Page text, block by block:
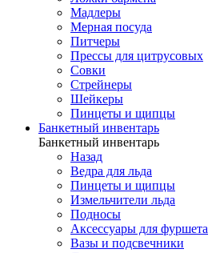
Мадлеры
Мерная посуда
Питчеры
Прессы для цитрусовых
Совки
Стрейнеры
Шейкеры
Пинцеты и щипцы
Банкетный инвентарь
Банкетный инвентарь
Назад
Ведра для льда
Пинцеты и щипцы
Измельчители льда
Подносы
Аксессуары для фуршета
Вазы и подсвечники